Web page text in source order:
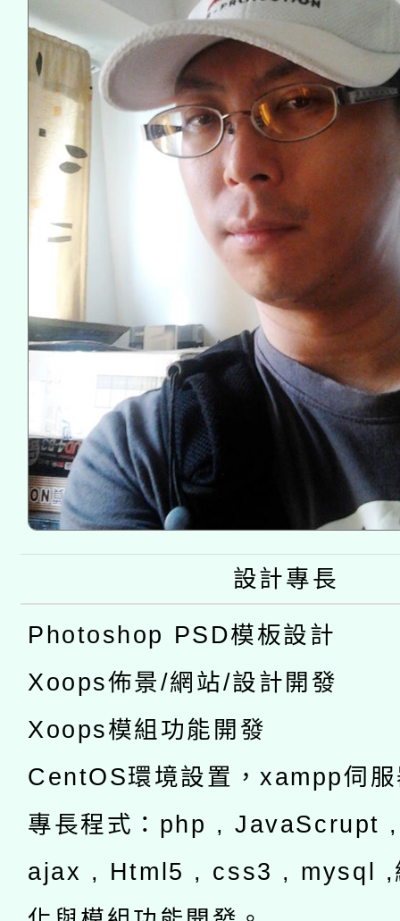
設計專長
Photoshop PSD模板設計
Xoops佈景/網站/設計開發
Xoops模組功能開發
CentOS環境設置，xampp伺
專長程式：php , JavaScrupt
ajax , Html5 , css3 , mysql ,